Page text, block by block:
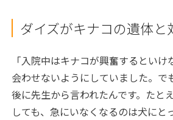
ダイズがキナコの遺体と
「入院中はキナコが興奮するといけ
会わせないようにしていました。で
後に先生から言われたんです。たと
しても、急にいなくなるのは犬にと